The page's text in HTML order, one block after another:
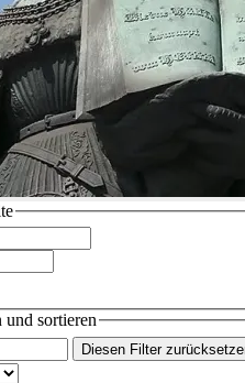
sortieren
Diesen Filter